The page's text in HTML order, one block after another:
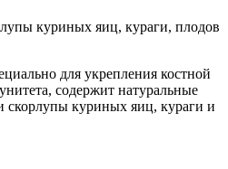
куриных яиц, кураги, плодов
для укрепления костной
содержит натуральные
куриных яиц, кураги и